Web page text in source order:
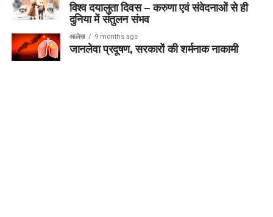
विश्व दयालुता दिवस – करुणा एवं संवेदनाओं से ही
दुनिया में संतुलन संभव
आलेख 9 months ago
जानलेवा प्रदूषण, सरकारों की शर्मनाक नाकामी